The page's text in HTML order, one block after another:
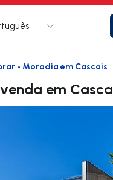
- Moradia em Cascais
em